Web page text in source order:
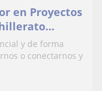
en Proyectos
y de forma
o conectarnos y